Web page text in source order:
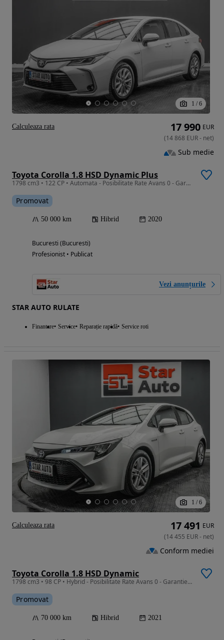
1 / 6
Toyota Corolla 1.8 HSD Dynamic Plus
1798 cm3 • 122 CP • Automata - Posibilitate Rate Avans 0 - Garantie 12 Luni - IMPECABILA
Promovat
50 000 km Hibrid 2020
Bucuresti (Bucuresti)
Profesionist • Publicat
Vezi anunțurile
STAR AUTO RULATE
Finantare Service Reparație rapidă Service roti
17 990 EUR
(14 868 EUR- net)
Sub medie
Calculeaza rata
1 / 6
Toyota Corolla 1.8 HSD Dynamic
1798 cm3 • 98 CP • Hybrid - Posibilitate Rate Avans 0 - Garantie 12 Luni - IMPECABILA
Promovat
70 000 km Hibrid 2021
17 491 EUR
(14 455 EUR- net)
Conform mediei
Calculeaza rata